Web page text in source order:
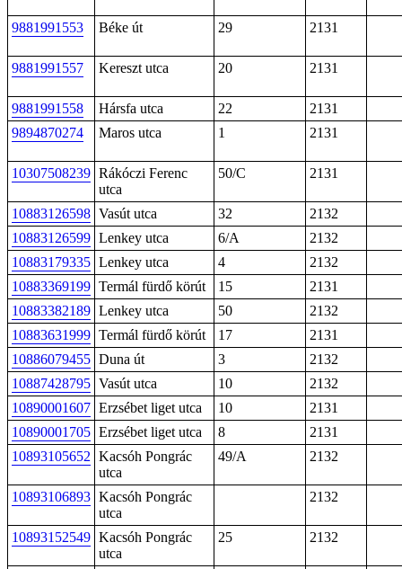
9881991553 Béke út 29 2131
9881991557 Kereszt utca 20 2131
9881991558 Hársfa utca 22
2131
9894870274
Maros utca 1 2131
10307508239 Rákóczi Ferenc
utca
50/C 2131
10883126598 Vasút utca 32
2132
10883126599 Lenkey utca 6/A
2132
10883179335 Lenkey utca 4
2132
10883369199 Termál fürdő körút 15
2131
10883382189 Lenkey utca 50
2132
10883631999 Termál fürdő körút 17
2131
10886079455 Duna út 3
2132
10887428795 Vasút utca 10
2132
10890001607 Erzsébet liget utca 10
2131
10890001705 Erzsébet liget utca 8
2131
10893105652 Kacsóh Pongrác
utca
49/A 2132
10893106893 Kacsóh Pongrác
utca
2132
10893152549 Kacsóh Pongrác
utca
25 2132